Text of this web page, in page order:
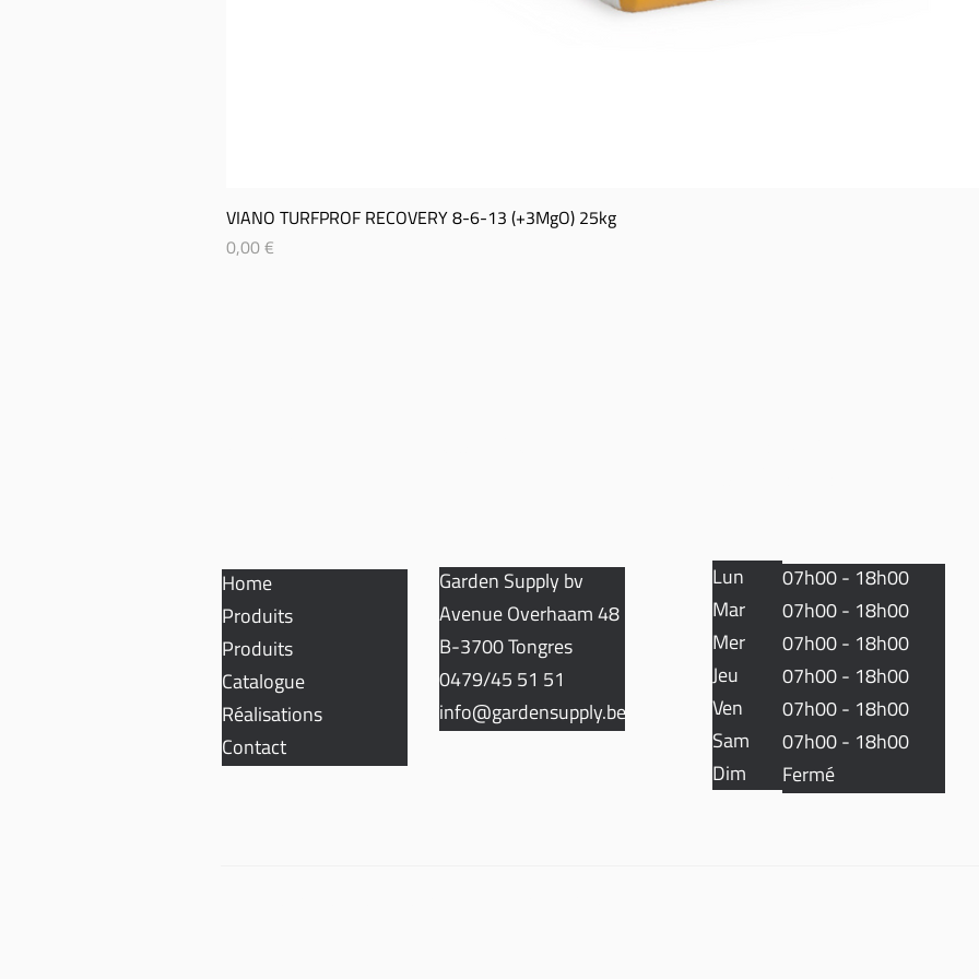
VIANO TURFPROF RECOVERY 8-­6-­13 (+3MgO) 25kg
Prix
0,00 €
Home
Produits
Produits
Catalogue
Réalisations
Contact
Garden Supply bv
Avenue Overhaam 48
B-3700 Tongres
0479/45 51 51
info@gardensupply.be
Lun
Mar
Mer
Jeu
Ven
Sam
Dim
07h00 - 18h00
07h00 - 18h00
07h00 - 18h00
07h00 - 18h00
07h00 - 18h00
07h00 - 18h00
Fermé